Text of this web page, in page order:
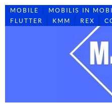
MOBILE MOBILIS IN
FLUTTER
KMM REX